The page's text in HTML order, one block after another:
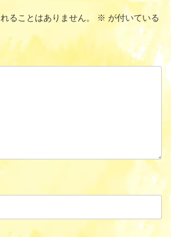
ることはありません。 ※ が付いている